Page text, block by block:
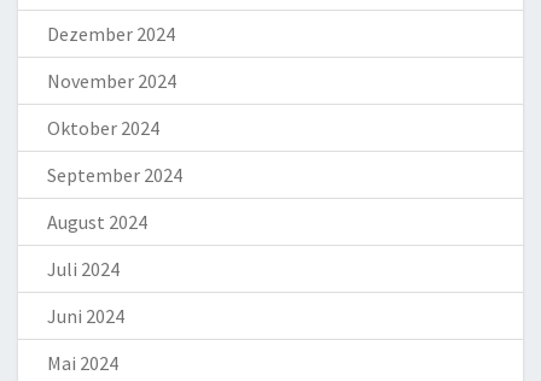
Dezember 2024
November 2024
Oktober 2024
September 2024
August 2024
Juli 2024
Juni 2024
Mai 2024